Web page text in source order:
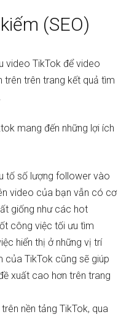
(SEO)
video TikTok để video
trên trên trang kết quả tìm
mang đến những lợi ích
tố số lượng follower vào
video của bạn vẫn có cơ
giống như các hot
công việc tối ưu tìm
hiển thị ở những vị trí
của TikTok cũng sẽ giúp
xuất cao hơn trên trang
nền tảng TikTok, qua